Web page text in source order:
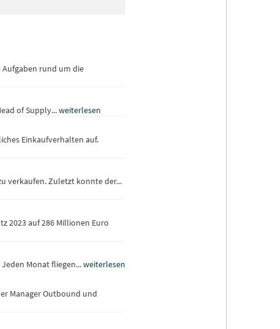
rund um die
of Supply...weiterlesen
Einkaufverhalten auf.
verkaufen. Zuletzt konnte der...
2023 auf 286 Millionen Euro
Monat fliegen...weiterlesen
Manager Outbound und